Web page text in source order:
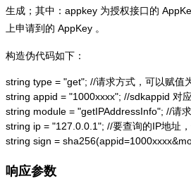
生成；其中：appkey 为授权接口的
上申请到的 AppKey 。
构造伪代码如下：
string type = "get"; //请求方式，可以赋值
string appid = "1000xxxx"; //sdkappid 对
string module = "getIPAddressInfo"; //请
string ip = "127.0.0.1"; //要查询的IP地址
string sign =
响应参数